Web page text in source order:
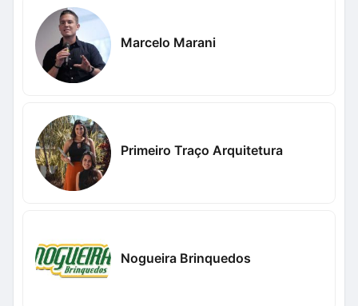
Marcelo Marani
Primeiro Traço Arquitetura
Nogueira Brinquedos